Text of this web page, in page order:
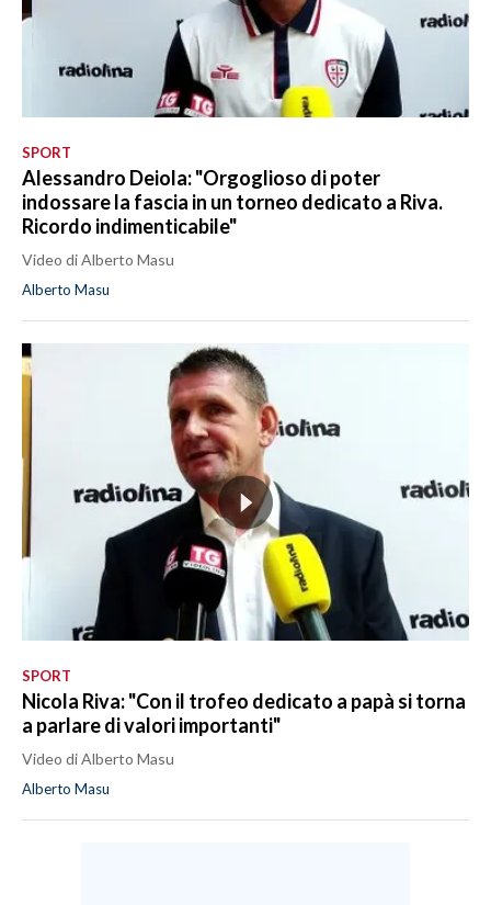
SPORT
Alessandro Deiola: "Orgoglioso di poter
indossare la fascia in un torneo dedicato a Riva.
Ricordo indimenticabile"
Video di Alberto Masu
Alberto Masu
SPORT
Nicola Riva: "Con il trofeo dedicato a papà si torna
a parlare di valori importanti"
Video di Alberto Masu
Alberto Masu